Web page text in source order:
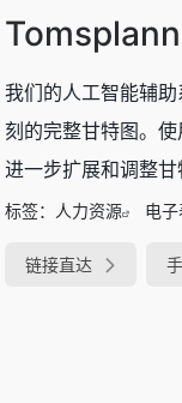
我们的人工智能辅
刻的完整甘特图。
进一步扩展和调整甘
标签： 人力资源 电
链接直达